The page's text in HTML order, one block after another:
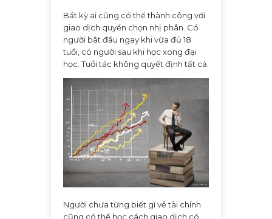
Bất kỳ ai cũng có thể thành công với
giao dịch quyền chọn nhị phân. Có
người bắt đầu ngay khi vừa đủ 18
tuổi, có người sau khi học xong đại
học. Tuổi tác không quyết định tất cả.
Người chưa từng biết gì về tài chính
cũng có thể học cách giao dịch có